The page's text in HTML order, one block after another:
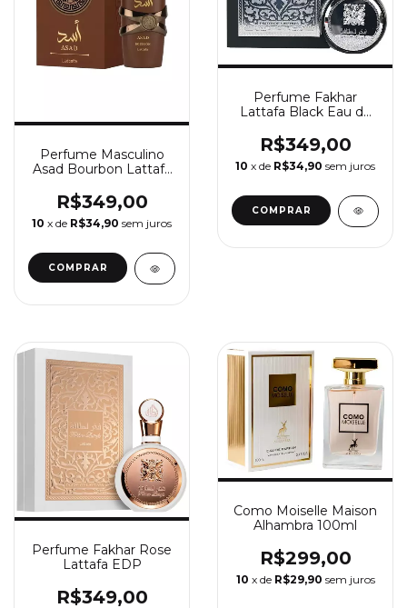
Perfume Masculino
Asad Bourbon Lattafa
R$349,00
10 x de R$34,90 sem juros
Perfume Fakhar
Lattafa Black Eau de
R$349,00
10 x de R$34,90 sem juros
Perfume Fakhar Rose
Lattafa EDP
R$349,00
Como Moiselle Maison
Alhambra 100ml
R$299,00
10 x de R$29,90 sem juros